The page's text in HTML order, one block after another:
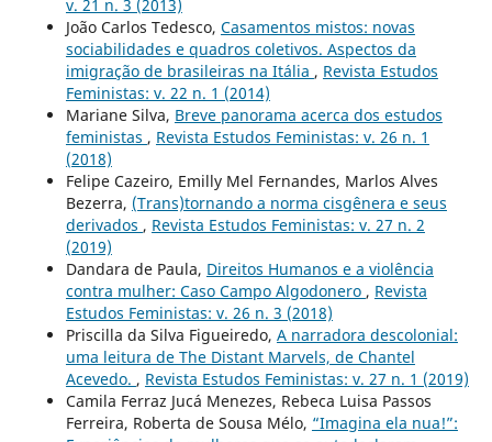
v. 21 n. 3 (2013)
João Carlos Tedesco, Casamentos mistos: novas
sociabilidades e quadros coletivos. Aspectos da
imigração de brasileiras na Itália , Revista Estudos
Feministas: v. 22 n. 1 (2014)
Mariane Silva, Breve panorama acerca dos estudos
feministas , Revista Estudos Feministas: v. 26 n. 1
(2018)
Felipe Cazeiro, Emilly Mel Fernandes, Marlos Alves
Bezerra, (Trans)tornando a norma cisgênera e seus
derivados , Revista Estudos Feministas: v. 27 n. 2
(2019)
Dandara de Paula, Direitos Humanos e a violência
contra mulher: Caso Campo Algodonero , Revista
Estudos Feministas: v. 26 n. 3 (2018)
Priscilla da Silva Figueiredo, A narradora descolonial:
uma leitura de The Distant Marvels, de Chantel
Acevedo. , Revista Estudos Feministas: v. 27 n. 1 (2019)
Camila Ferraz Jucá Menezes, Rebeca Luisa Passos
Ferreira, Roberta de Sousa Mélo, “Imagina ela nua!”: